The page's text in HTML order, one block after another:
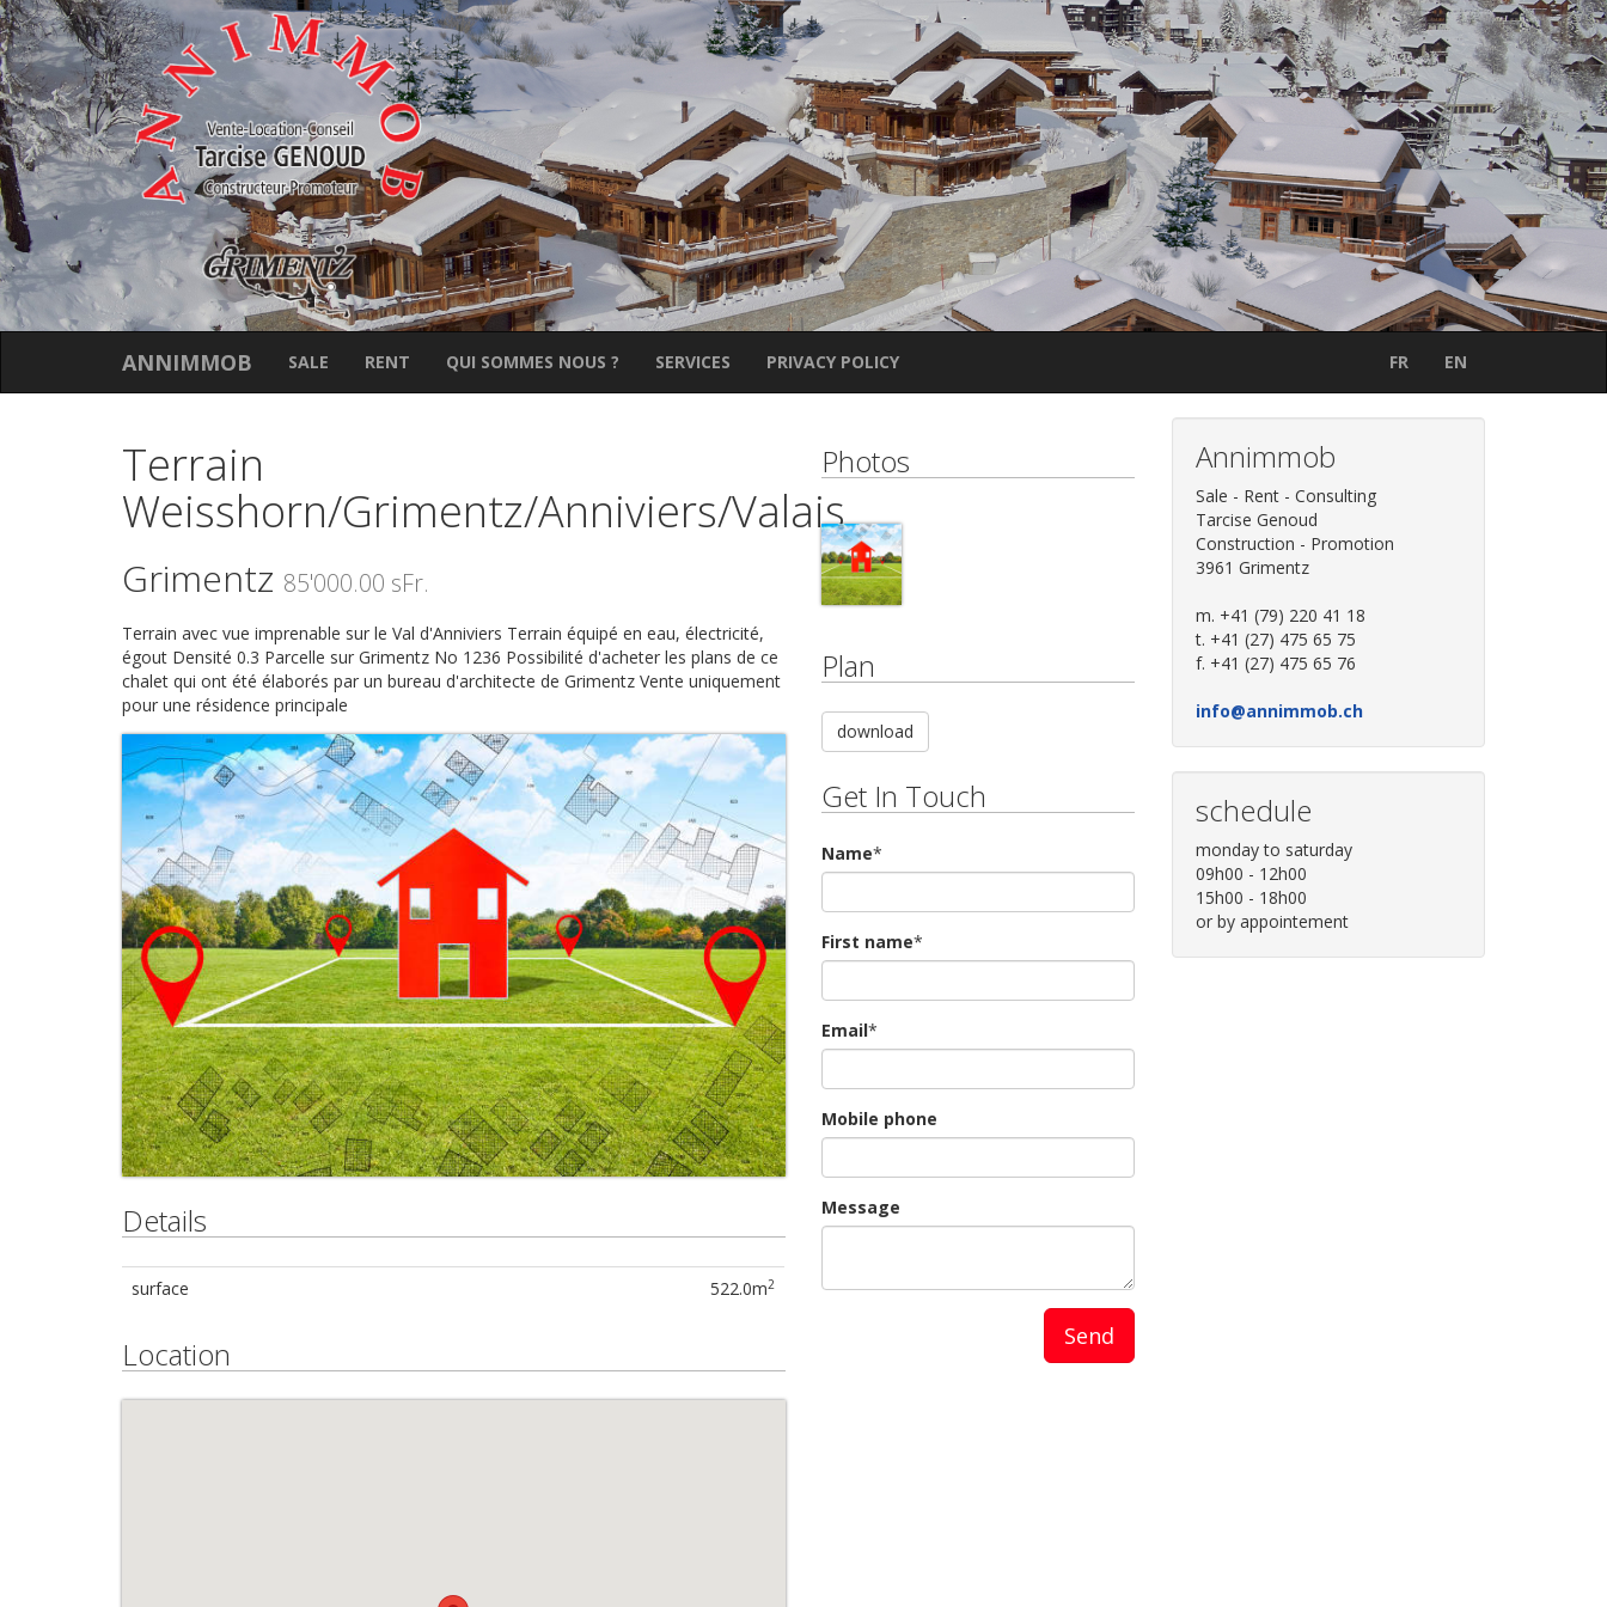
ANNIMMOB SALE RENT QUI SOMMES NOUS ? SERVICES PRIVACY POLICY FR EN
Terrain
Weisshorn/Grimentz/Anniviers/Valais
Grimentz 85'000.00 sFr.
Terrain avec vue imprenable sur le Val d'Anniviers Terrain équipé en eau, électricité,
égout Densité 0.3 Parcelle sur Grimentz No 1236 Possibilité d'acheter les plans de ce
chalet qui ont été élaborés par un bureau d'architecte de Grimentz Vente uniquement
pour une résidence principale
Details
surface 522.0m2
Location
Photos
Plan
download
Get In Touch
Name*
First name*
Email*
Mobile phone
Message
Annimmob
Sale - Rent - Consulting
Tarcise Genoud
Construction - Promotion
3961 Grimentz
m. +41 (79) 220 41 18
t. +41 (27) 475 65 75
f. +41 (27) 475 65 76
info@annimmob.ch
schedule
monday to saturday
09h00 - 12h00
15h00 - 18h00
or by appointement